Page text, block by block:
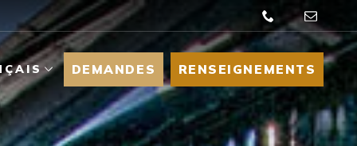
DEMANDES RENSEIGNEMENTS